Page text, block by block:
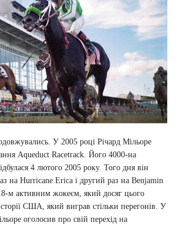
У 2005 році Річард Мільоре
Aqueduct Racetrack. Його 4000-на
4 лютого 2005 року. Того дня він
на Hurricane Erica і другий раз на Benjamin
м активним жокеєм, який досяг цього
США, який виграв стільки перегонів. У
оголосив про свій перехід на